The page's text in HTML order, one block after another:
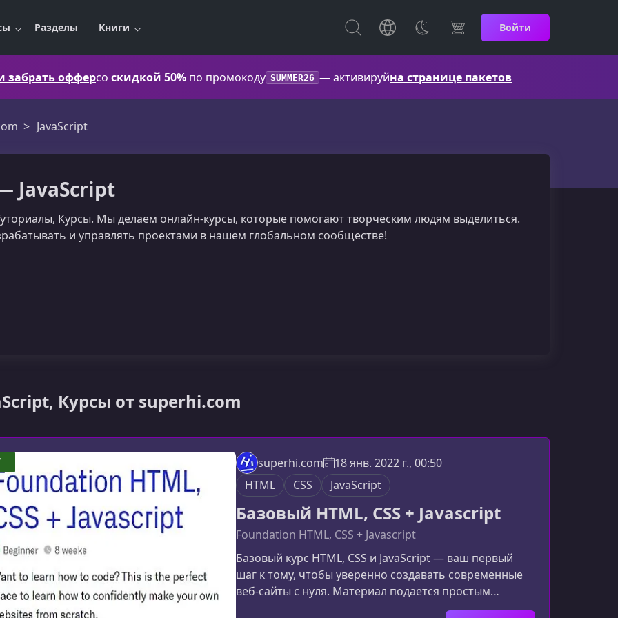
Разделы Книги Войти
забрать офферсо скидкой 50% по промокоду SUMMER26 — активируйна странице пакетов
JavaScript
JavaScript
Курсы. Мы делаем онлайн-курсы, которые помогают творческим людям выделиться.
и управлять проектами в нашем глобальном сообществе!
Курсы от superhi.com
superhi.com
18 янв. 2022 г., 00:50
HTML
CSS JavaScript
Базовый HTML, CSS + Javascript
Foundation HTML, CSS + Javascript
Базовый курс HTML, CSS и JavaScript — ваш первый
шаг к тому, чтобы уверенно создавать современные
веб‑сайты с нуля. Материал подается простым
языком, чтобы даже полный новичок смог быстро